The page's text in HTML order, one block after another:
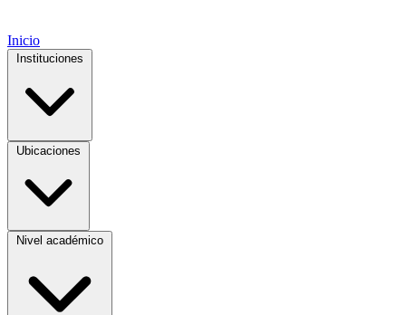
Inicio
Instituciones
Ubicaciones
Nivel académico